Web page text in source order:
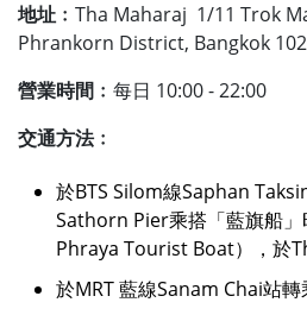
地址﹕ Tha Maharaj 1/11 Trok
Phrankorn District, Bangkok
營業時間﹕ 每日 10:00 - 22:00
交通方法﹕
於BTS Silom線Saphan
Sathorn Pier乘搭「藍旗船
Phraya Tourist Boat），於
於MRT 藍線Sanam Chai站轉